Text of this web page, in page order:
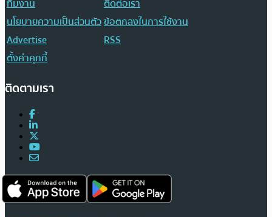
ทีมงาน
ติดต่อเรา
นโยบายความเป็นส่วนตัวข้อตกลงในการใช้งาน
Advertise
RSS
ตั้งค่าคุกกี้
ติดตามเรา